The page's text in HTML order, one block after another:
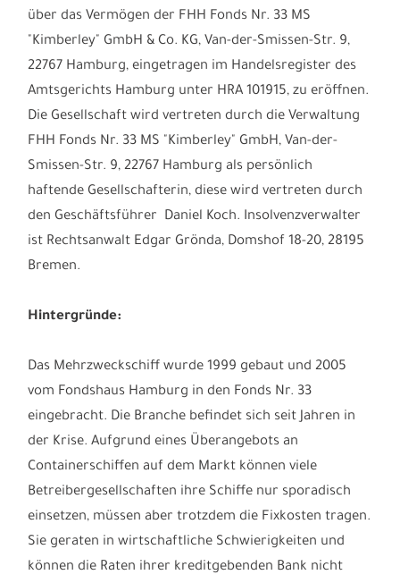
über das Vermögen der FHH Fonds Nr. 33 MS
"Kimberley" GmbH & Co. KG, Van-der-Smissen-Str. 9,
22767 Hamburg, eingetragen im Handelsregister des
Amtsgerichts Hamburg unter HRA 101915, zu eröffnen.
Die Gesellschaft wird vertreten durch die Verwaltung
FHH Fonds Nr. 33 MS "Kimberley" GmbH, Van-der-
Smissen-Str. 9, 22767 Hamburg als persönlich
haftende Gesellschafterin, diese wird vertreten durch
den Geschäftsführer Daniel Koch. Insolvenzverwalter
ist Rechtsanwalt Edgar Grönda, Domshof 18-20, 28195
Bremen.
Hintergründe:
Das Mehrzweckschiff wurde 1999 gebaut und 2005
vom Fondshaus Hamburg in den Fonds Nr. 33
eingebracht. Die Branche befindet sich seit Jahren in
der Krise. Aufgrund eines Überangebots an
Containerschiffen auf dem Markt können viele
Betreibergesellschaften ihre Schiffe nur sporadisch
einsetzen, müssen aber trotzdem die Fixkosten tragen.
Sie geraten in wirtschaftliche Schwierigkeiten und
können die Raten ihrer kreditgebenden Bank nicht